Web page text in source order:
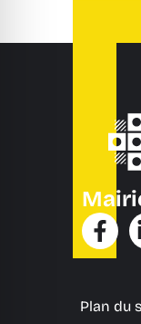
Plan du